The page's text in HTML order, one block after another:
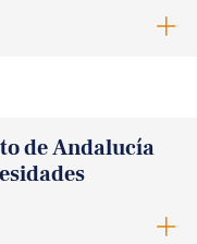
de Andalucía